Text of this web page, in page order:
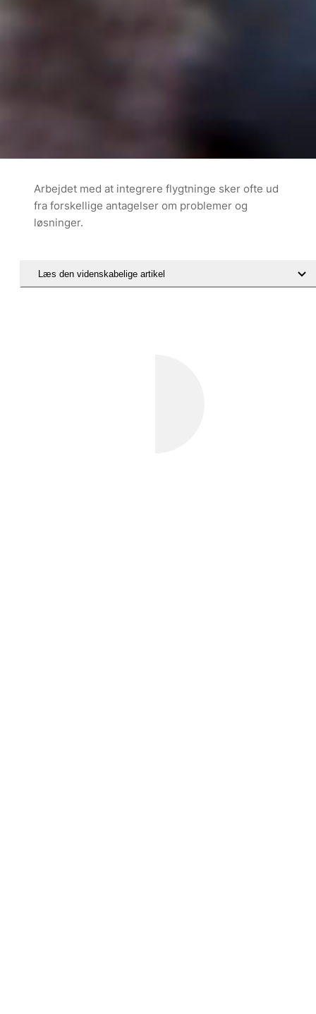
Arbejdet med at integrere flygtninge sker ofte ud
fra forskellige antagelser om problemer og
løsninger.
Læs den videnskabelige artikel